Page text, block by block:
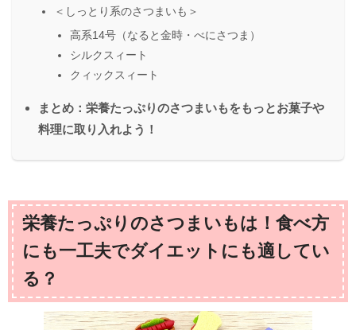
＜しっとり系のさつまいも＞
高系14号（なると金時・べにさつま）
シルクスィート
クィックスィート
まとめ：栄養たっぷりのさつまいもをもっとお菓子や
料理に取り入れよう！
栄養たっぷりのさつまいもは！食べ方
にも一工夫でダイエットにも適してい
る？